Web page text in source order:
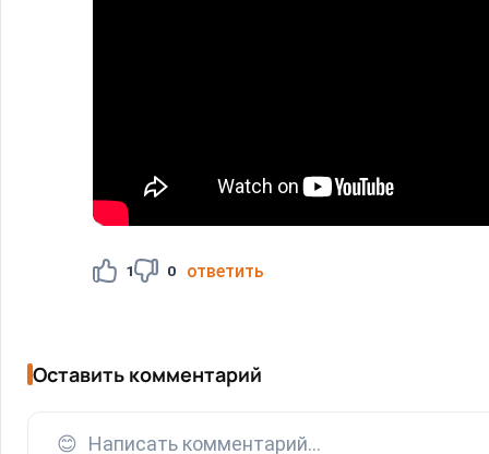
1 0 ответить
Оставить комментарий
😊 Написать комментарий...